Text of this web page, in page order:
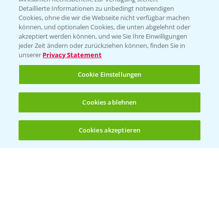
(noch 4)
Folgen Sie uns
Allgemeine Nutzungsbedingungen
Datenschutzerklärung
Impressum
Gebrauchshinweise
© Bayer CropScience Deutschland GmbH
Detaillierte Informationen zu unbedingt notwendigen
Cookies, ohne die wir die Webseite nicht verfügbar machen
können, und optionalen Cookies, die unten abgelehnt oder
akzeptiert werden können, und wie Sie Ihre Einwilligungen
jeder Zeit ändern oder zurückziehen können, finden Sie in
unserer Privacy Statement
Cookie Einstellungen
Cookies ablehnen
Cookies akzeptieren